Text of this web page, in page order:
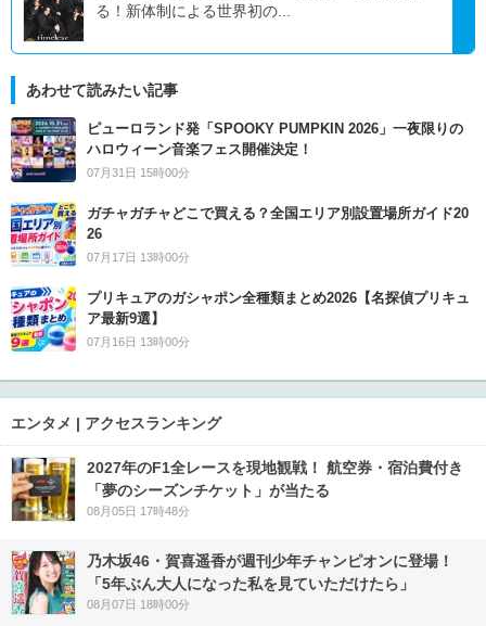
る！新体制による世界初の...
あわせて読みたい記事
ピューロランド発「SPOOKY PUMPKIN 2026」一夜限りの
ハロウィーン音楽フェス開催決定！
07月31日 15時00分
ガチャガチャどこで買える？全国エリア別設置場所ガイド20
26
07月17日 13時00分
プリキュアのガシャポン全種類まとめ2026【名探偵プリキュ
ア最新9選】
07月16日 13時00分
エンタメ | アクセスランキング
2027年のF1全レースを現地観戦！ 航空券・宿泊費付き
「夢のシーズンチケット」が当たる
08月05日 17時48分
乃木坂46・賀喜遥香が週刊少年チャンピオンに登場！
「5年ぶん大人になった私を見ていただけたら」
08月07日 18時00分